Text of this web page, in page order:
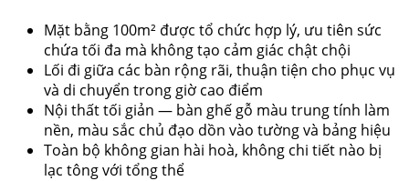
Mặt bằng 100m² được tổ chức hợp lý, ưu tiên sức
chứa tối đa mà không tạo cảm giác chật chội
Lối đi giữa các bàn rộng rãi, thuận tiện cho phục vụ
và di chuyển trong giờ cao điểm
Nội thất tối giản — bàn ghế gỗ màu trung tính làm
nền, màu sắc chủ đạo dồn vào tường và bảng hiệu
Toàn bộ không gian hài hoà, không chi tiết nào bị
lạc tông với tổng thể